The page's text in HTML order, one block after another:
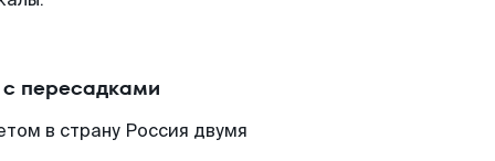
пересадками
в страну Россия двумя